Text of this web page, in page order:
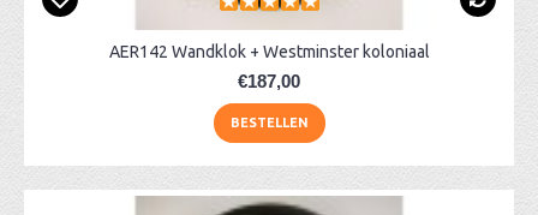
AER142 Wandklok + Westminster koloniaal
€187,00
BESTELLEN